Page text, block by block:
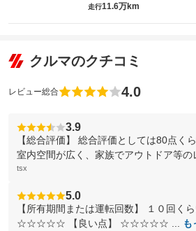
走行11.6万km
クルマのクチコミ
レビュー総合 4.0
3.9
【総合評価】 総合評価としては80点く
室内空間が広く、家族でアウトドア等の
tsx
5.0
【所有期間または運転回数】 １０回く
☆☆☆☆☆ 【良い点】 ☆☆☆☆☆ ...
も